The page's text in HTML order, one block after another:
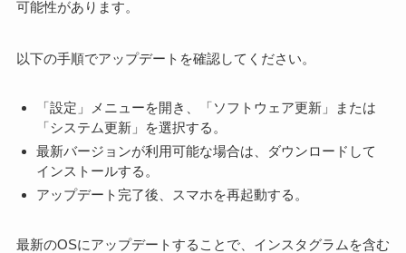
可能性があります。
以下の手順でアップデートを確認してください。
「設定」メニューを開き、「ソフトウェア更新」または
「システム更新」を選択する。
最新バージョンが利用可能な場合は、ダウンロードして
インストールする。
アップデート完了後、スマホを再起動する。
最新のOSにアップデートすることで、インスタグラムを含む